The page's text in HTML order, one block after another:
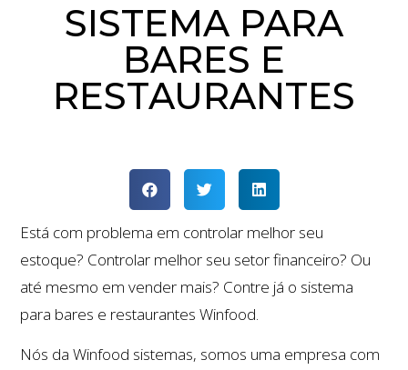
SISTEMA PARA
BARES E
RESTAURANTES
Está com problema em controlar melhor seu
estoque? Controlar melhor seu setor financeiro? Ou
até mesmo em vender mais? Contre já o sistema
para bares e restaurantes Winfood.
Nós da Winfood sistemas, somos uma empresa com